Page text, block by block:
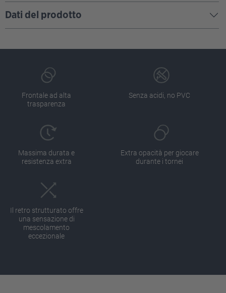
Dati del prodotto
Frontale ad alta
trasparenza
Senza acidi, no PVC
Massima durata e
resistenza extra
Extra opacità per giocare
durante i tornei
Il retro strutturato offre
una sensazione di
mescolamento
eccezionale